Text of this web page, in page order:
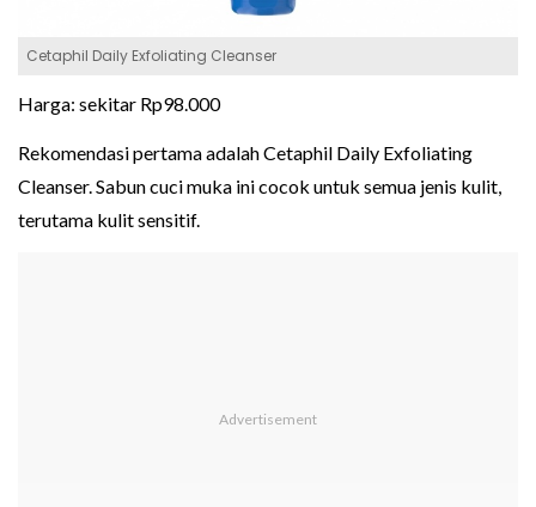
Cetaphil Daily Exfoliating Cleanser
Harga: sekitar Rp98.000
Rekomendasi pertama adalah Cetaphil Daily Exfoliating
Cleanser. Sabun cuci muka ini cocok untuk semua jenis kulit,
terutama kulit sensitif.